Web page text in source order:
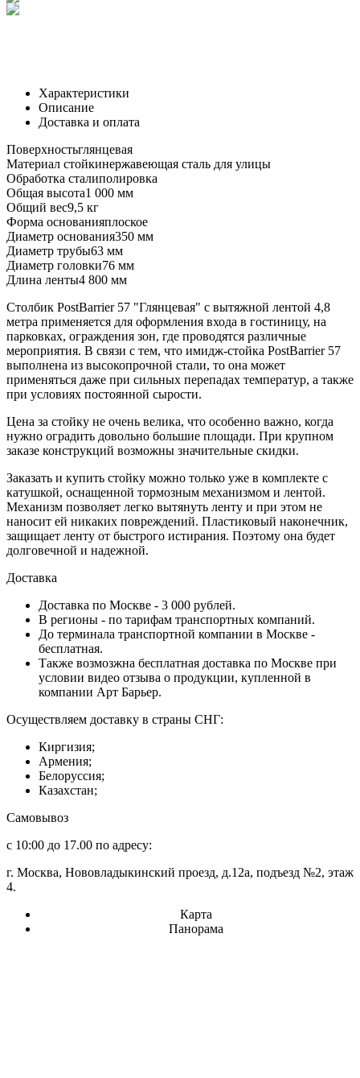
Характеристики
Описание
Доставка и оплата
Поверхностьглянцевая
Материал стойкинержавеющая сталь для улицы
Обработка сталиполировка
Общая высота1 000 мм
Общий вес9,5 кг
Форма основанияплоское
Диаметр основания350 мм
Диаметр трубы63 мм
Диаметр головки76 мм
Длина ленты4 800 мм
Столбик PostBarrier 57 "Глянцевая" с вытяжной лентой 4,8
метра применяется для оформления входа в гостиницу, на
парковках, ограждения зон, где проводятся различные
мероприятия. В связи с тем, что имидж-стойка PostBarrier 57
выполнена из высокопрочной стали, то она может
применяться даже при сильных перепадах температур, а также
при условиях постоянной сырости.
Цена за стойку не очень велика, что особенно важно, когда
нужно оградить довольно большие площади. При крупном
заказе конструкций возможны значительные скидки.
Заказать и купить стойку можно только уже в комплекте с
катушкой, оснащенной тормозным механизмом и лентой.
Механизм позволяет легко вытянуть ленту и при этом не
наносит ей никаких повреждений. Пластиковый наконечник,
защищает ленту от быстрого истирания. Поэтому она будет
долговечной и надежной.
Доставка
Доставка по Москве - 3 000 рублей.
В регионы - по тарифам транспортных компаний.
До терминала транспортной компании в Москве -
бесплатная.
Также возмозжна бесплатная доставка по Москве при
условии видео отзыва о продукции, купленной в
компании Арт Барьер.
Осуществляем доставку в страны СНГ:
Киргизия;
Армения;
Белоруссия;
Казахстан;
Самовывоз
с 10:00 до 17.00 по адресу:
г. Москва, Нововладыкинский проезд, д.12а, подъезд №2, этаж
4.
Карта
Панорама